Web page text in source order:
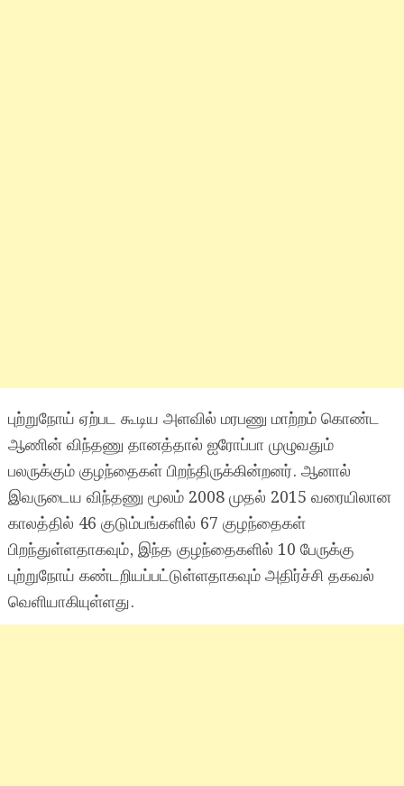
புற்றுநோய் ஏற்பட கூடிய அளவில் மரபணு மாற்றம் கொண்ட
ஆணின் விந்தணு தானத்தால் ஐரோப்பா முழுவதும்
பலருக்கும் குழந்தைகள் பிறந்திருக்கின்றனர். ஆனால்
இவருடைய விந்தணு மூலம் 2008 முதல் 2015 வரையிலான
காலத்தில் 46 குடும்பங்களில் 67 குழந்தைகள்
பிறந்துள்ளதாகவும், இந்த குழந்தைகளில் 10 பேருக்கு
புற்றுநோய் கண்டறியப்பட்டுள்ளதாகவும் அதிர்ச்சி தகவல்
வெளியாகியுள்ளது.